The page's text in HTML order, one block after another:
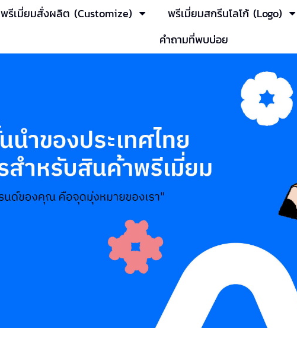
พรีเมี่ยมสั่งผลิต (Customize) พรีเมี่ยมสกรีนโลโก้ (Logo)
คำถามที่พบบ่อย